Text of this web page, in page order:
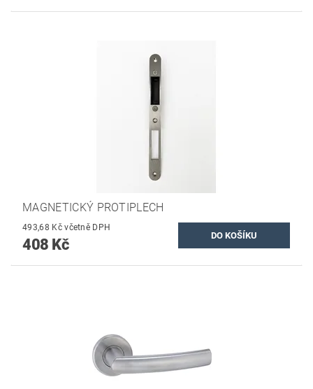
MAGNETICKÝ PROTIPLECH
493,68 Kč včetně DPH
408 Kč